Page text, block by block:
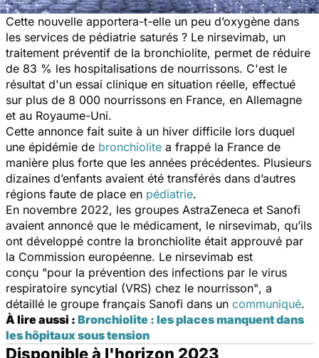
Cette nouvelle apportera-t-elle un peu d’oxygène dans
les services de pédiatrie saturés ? Le nirsevimab, un
traitement préventif de la bronchiolite, permet de réduire
de 83 % les hospitalisations de nourrissons. C'est le
résultat d'un essai clinique en situation réelle, effectué
sur plus de 8 000 nourrissons en France, en Allemagne
et au Royaume-Uni.
Cette annonce fait suite à un hiver difficile lors duquel
une épidémie de bronchiolite a frappé la France de
manière plus forte que les années précédentes. Plusieurs
dizaines d’enfants avaient été transférés dans d’autres
régions faute de place en pédiatrie.
En novembre 2022, les groupes AstraZeneca et Sanofi
avaient annoncé que le médicament, le nirsevimab, qu’ils
ont développé contre la bronchiolite était approuvé par
la Commission européenne. Le nirsevimab est
conçu "pour la prévention des infections par le virus
respiratoire syncytial (VRS) chez le nourrisson", a
détaillé le groupe français Sanofi dans un communiqué.
À lire aussi : Bronchiolite : les places manquent dans
les hôpitaux sous tension
Disponible à l'horizon 2023